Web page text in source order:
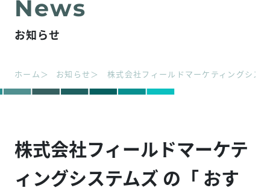
お知らせ
ホーム お知らせ 株式会社フィールドマーケティングシス
株式会社フィールドマーケテ
ィングシステムズ の「 おす